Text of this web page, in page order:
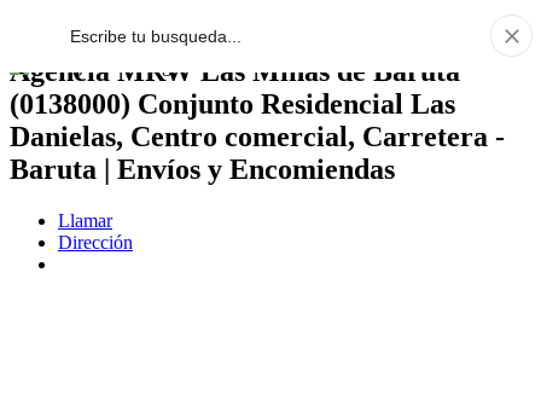
Agencia MRW Las Minas de Baruta
(0138000) Conjunto Residencial Las
Danielas, Centro comercial, Carretera -
Baruta | Envíos y Encomiendas
Llamar
Dirección